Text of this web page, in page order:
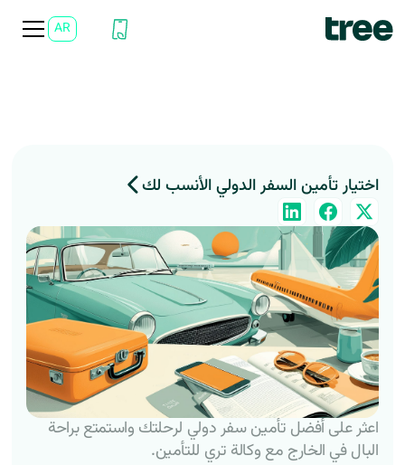
AR
اختيار تأمين السفر الدولي الأنسب لك
اعثر على أفضل تأمين سفر دولي لرحلتك واستمتع براحة
البال في الخارج مع وكالة تري للتأمين.